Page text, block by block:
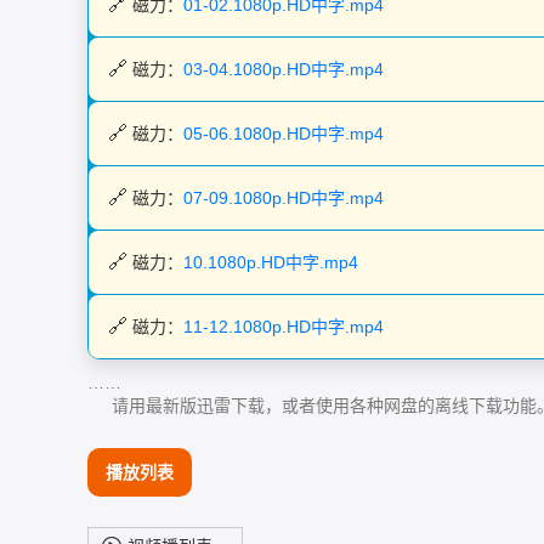
磁力： 01-02.1080p.HD中字.mp4
磁力： 03-04.1080p.HD中字.mp4
磁力： 05-06.1080p.HD中字.mp4
磁力： 07-09.1080p.HD中字.mp4
磁力： 10.1080p.HD中字.mp4
磁力： 11-12.1080p.HD中字.mp4
请用最新版迅雷下载，或者使用各种网盘的离线下载功能
播放列表